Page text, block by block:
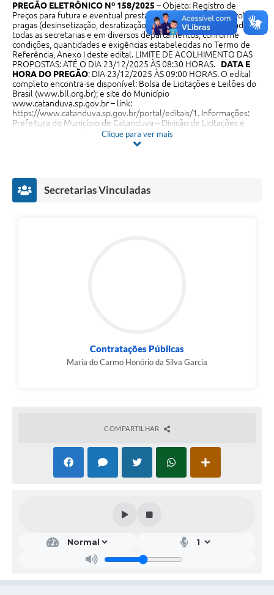
Contato
Editais
PREGÃO ELETRÔNICO Nº 158/2025 – Objeto: Registro de
Preços para futura e eventual prestação de serviços de controle de
pragas (desinsetização, desratização e cupins), para ser utilizada em
todas as secretarias e em diversos departamentos, conforme
condições, quantidades e exigências estabelecidas no Termo de
Referência, Anexo I deste edital. LIMITE DE ACOLHIMENTO DAS
PROPOSTAS: ATÉ O DIA 23/12/2025 ÀS 08:30 HORAS. DATA E
HORA DO PREGÃO: DIA 23/12/2025 ÀS 09:00 HORAS. O edital
completo encontra-se disponível: Bolsa de Licitações e Leilões do
Brasil (www.bll.org.br); e site do Município
www.catanduva.sp.gov.br– link:
https://www.catanduva.sp.gov.br/portal/editais/1 . Informações:
Prefeitura do Município de Catanduva – Divisão de Licitações e
Contratos – 5º Andar, sito à Praça Conde Francisco Matarazzo, 01 –
Centro – Catanduva-SP ou, através do e-mail:
Clique para ver mais
Secretarias Vinculadas
Contratações Públicas
Maria do Carmo Honório da Silva Garcia
COMPARTILHAR